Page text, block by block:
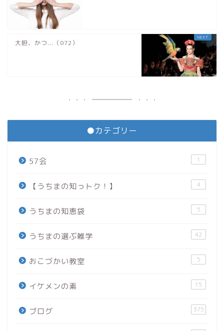
大胆、かつ...（072）
●カテゴリー
57会 1
【うちまの知っトク！】 4
うちまの知恵袋 5
うちまの選ぶ雑学 42
おこづかい教室 5
イケメンの素 15
ブログ 375